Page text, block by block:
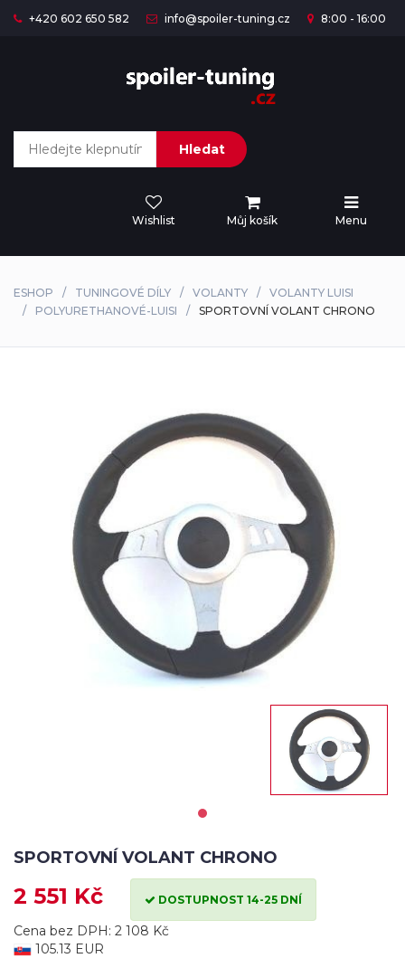
+420 602 650 582 info@spoiler-tuning.cz 8:00 - 16:00
Hledat
Wishlist Můj košík Menu
ESHOP TUNINGOVÉ DÍLY VOLANTY
VOLANTY LUISI
POLYURETHANOVÉ-LUISI
SPORTOVNÍ VOLANT CHRONO
SPORTOVNÍ VOLANT CHRONO
2 551 Kč DOSTUPNOST 14-25 DNÍ
Cena bez DPH: 2 108 Kč
105.13 EUR